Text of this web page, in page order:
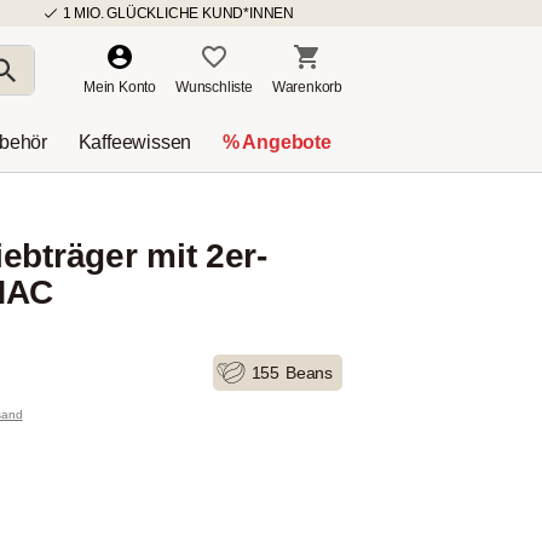
1 MIO. GLÜCKLICHE KUND*INNEN
Mein Konto Wunschliste Warenkorb
Kaffeewissen % Angebote
mit 2er-
155 Beans